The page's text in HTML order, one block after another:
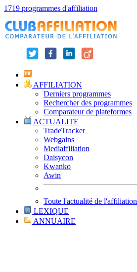
1719 programmes d'affiliation
AFFILIATION
Derniers programmes
Rechercher des programmes
Comparateur de plateformes
ACTUALITE
TradeTracker
Webgains
Mediaffiliation
Daisycon
Kwanko
Awin
Toute l'actualité de l'affiliation
LEXIQUE
ANNUAIRE